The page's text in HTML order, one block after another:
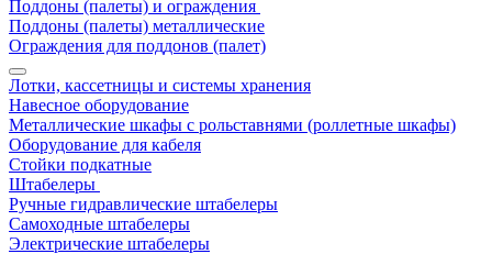
Поддоны (палеты) и ограждения
Поддоны (палеты) металлические
Ограждения для поддонов (палет)
Лотки, кассетницы и системы хранения
Навесное оборудование
Металлические шкафы с рольставнями (роллетные шкафы)
Оборудование для кабеля
Стойки подкатные
Штабелеры
Ручные гидравлические штабелеры
Самоходные штабелеры
Электрические штабелеры